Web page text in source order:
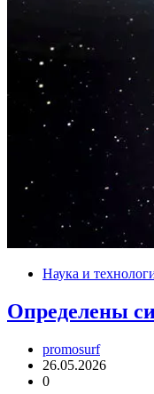
Наука и
Определены
promosurf
26.05.2026
0